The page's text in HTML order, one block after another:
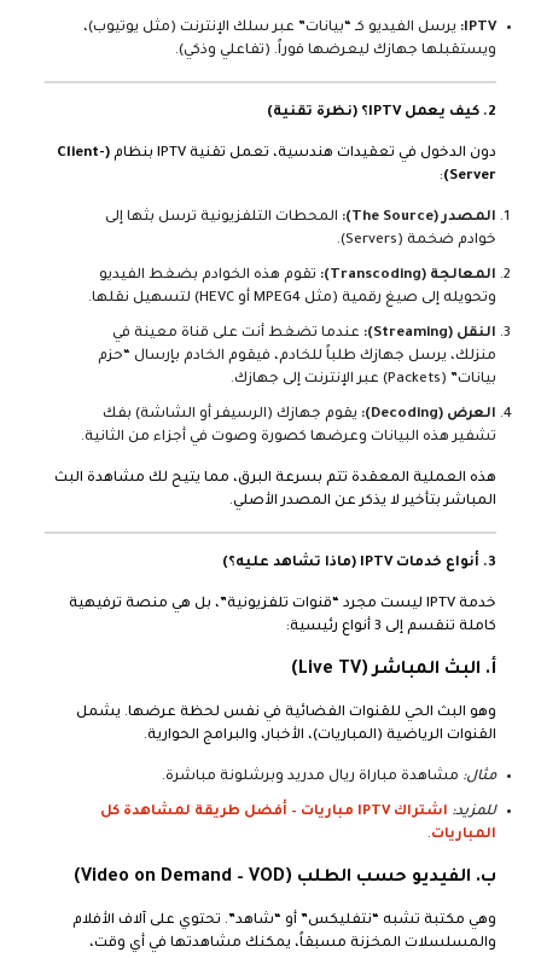
IPTV:
يرسل الفيديو كـ “بيانات” عبر سلك الإنترنت (مثل يوتيوب)،
ويستقبلها جهازك ليعرضها فوراً. (تفاعلي وذكي).
2. كيف يعمل IPTV؟ (نظرة تقنية)
دون الدخول في تعقيدات هندسية، تعمل تقنية IPTV بنظام
(Client-
Server)
:
المصدر (The Source):
المحطات التلفزيونية ترسل بثها إلى
خوادم ضخمة (Servers).
المعالجة (Transcoding):
تقوم هذه الخوادم بضغط الفيديو
وتحويله إلى صيغ رقمية (مثل MPEG4 أو HEVC) لتسهيل نقلها.
النقل (Streaming):
عندما تضغط أنت على قناة معينة في
منزلك، يرسل جهازك طلباً للخادم، فيقوم الخادم بإرسال “حزم
بيانات” (Packets) عبر الإنترنت إلى جهازك.
العرض (Decoding):
يقوم جهازك (الرسيفر أو الشاشة) بفك
تشفير هذه البيانات وعرضها كصورة وصوت في أجزاء من الثانية.
هذه العملية المعقدة تتم بسرعة البرق، مما يتيح لك مشاهدة البث
المباشر بتأخير لا يذكر عن المصدر الأصلي.
3. أنواع خدمات IPTV (ماذا تشاهد عليه؟)
خدمة IPTV ليست مجرد “قنوات تلفزيونية”، بل هي منصة ترفيهية
كاملة تنقسم إلى 3 أنواع رئيسية:
أ. البث المباشر (Live TV)
وهو البث الحي للقنوات الفضائية في نفس لحظة عرضها. يشمل
القنوات الرياضية (المباريات)، الأخبار، والبرامج الحوارية.
مثال: مشاهدة مباراة ريال مدريد وبرشلونة مباشرة.
للمزيد:
اشتراك IPTV مباريات – أفضل طريقة لمشاهدة كل
المباريات.
ب. الفيديو حسب الطلب (Video on Demand – VOD)
وهي مكتبة تشبه “نتفليكس” أو “شاهد”. تحتوي على آلاف الأفلام
والمسلسلات المخزنة مسبقاً، يمكنك مشاهدتها في أي وقت،